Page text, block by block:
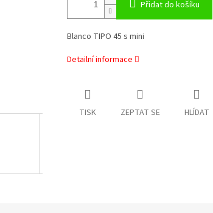
Přidat do košíku
Blanco TIPO 45 s mini
Detailní informace
TISK ZEPTAT SE HLÍDAT